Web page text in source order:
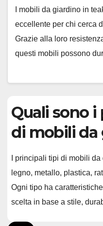
I mobili da giardino in
eccellente per chi cerca
Grazie alla loro
questi mobili possono
Quali sono
di mobili da
I principali tipi di mobili
legno, metallo, plastica,
Ogni tipo ha
scelta in base a stile,